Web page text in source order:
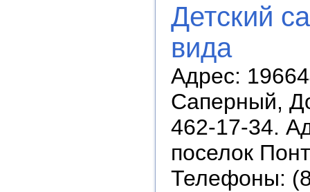
Детский
вида
Адрес:
Саперный,
462-17-34.
поселок
Телефоны: